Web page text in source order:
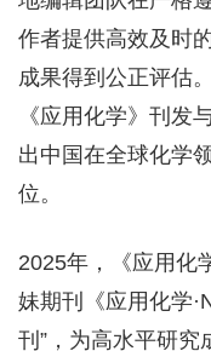
作者提供高效及时
成果得到公正评估
《应用化学》刊发
出中国在全球化学
位。
2025年，《应用化
妹期刊《应用化学
刊”，为高水平研究